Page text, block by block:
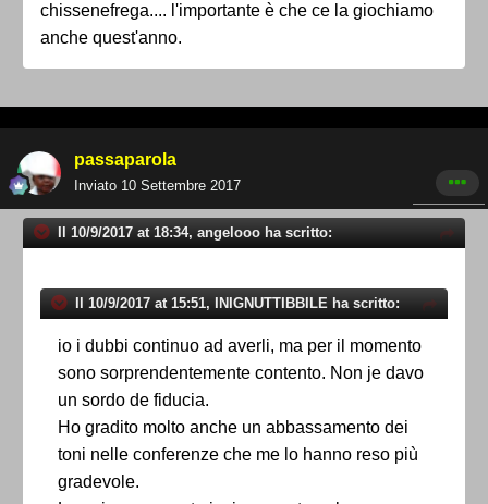
chissenefrega.... l'importante è che ce la giochiamo
anche quest'anno.
passaparola
Inviato 10 Settembre 2017
Il 10/9/2017 at 18:34, angelooo ha scritto:
Il 10/9/2017 at 15:51, INIGNUTTIBBILE ha scritto:
io i dubbi continuo ad averli, ma per il momento
sono sorprendentemente contento. Non je davo
un sordo de fiducia.
Ho gradito molto anche un abbassamento dei
toni nelle conferenze che me lo hanno reso più
gradevole.